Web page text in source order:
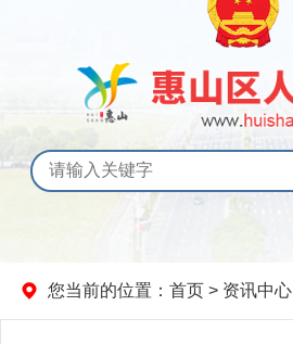
您当前的位置： 首页 > 资讯中心